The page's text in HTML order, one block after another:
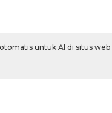
untuk AI di situs web